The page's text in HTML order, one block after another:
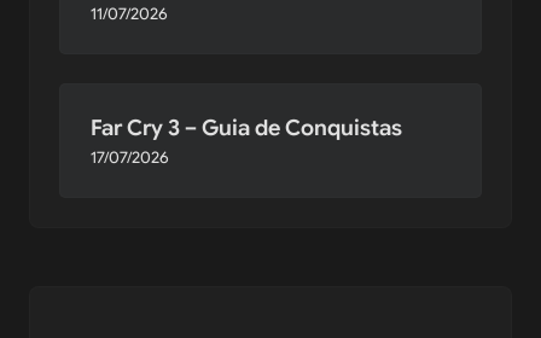
11/07/2026
Far Cry 3 – Guia de Conquistas
17/07/2026